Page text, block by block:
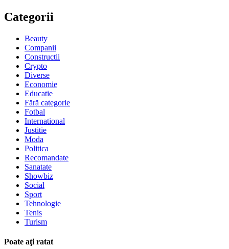
Categorii
Beauty
Companii
Constructii
Crypto
Diverse
Economie
Educatie
Fără categorie
Fotbal
International
Justitie
Moda
Politica
Recomandate
Sanatate
Showbiz
Social
Sport
Tehnologie
Tenis
Turism
Poate aţi ratat